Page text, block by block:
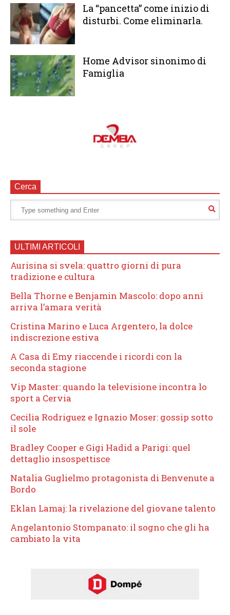
La “pancetta” come inizio di
disturbi. Come eliminarla.
Home Advisor sinonimo di
Famiglia
Cerca
ULTIMI ARTICOLI
Aurisina si svela: quattro giorni di pura
tradizione e cultura
Bella Thorne e Benjamin Mascolo: dopo anni
arriva l’amara verità
Cristina Marino e Luca Argentero, la dolce
indiscrezione estiva
A Casa di Emy riaccende i ricordi con la
seconda stagione
Vip Master: quando la televisione incontra lo
sport a Cervia
Cecilia Rodriguez e Ignazio Moser: gossip sotto
il sole
Bradley Cooper e Gigi Hadid a Parigi: quel
dettaglio insospettisce
Natalia Guglielmo protagonista di Benvenute a
Bordo
Eklan Lamaj: la rivelazione del giovane talento
Angelantonio Stompanato: il sogno che gli ha
cambiato la vita